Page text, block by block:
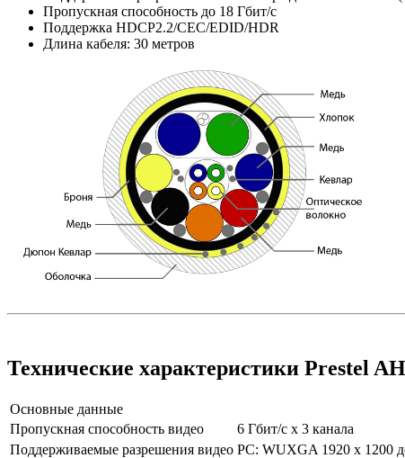
Пропускная способность до 18 Гбит/с
Поддержка HDCP2.2/CEC/EDID/HDR
Длина кабеля: 30 метров
Технические характеристики Prestel
Основные данные
Пропускная способность видео
6 Гбит/с х 3 канала
Поддерживаемые разрешения видео PC: WUXGA 1920 x 1200